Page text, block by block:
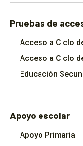
Pruebas de
Acceso a Ciclo
Acceso a Ciclo
Educación
Apoyo escolar
Apoyo Primaria